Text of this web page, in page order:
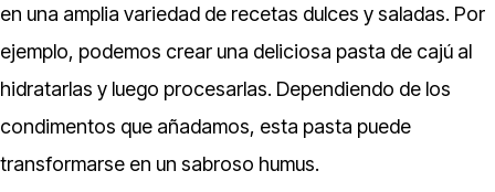
en una amplia variedad de recetas dulces y saladas. Por
ejemplo, podemos crear una deliciosa pasta de cajú al
hidratarlas y luego procesarlas. Dependiendo de los
condimentos que añadamos, esta pasta puede
transformarse en un sabroso humus.